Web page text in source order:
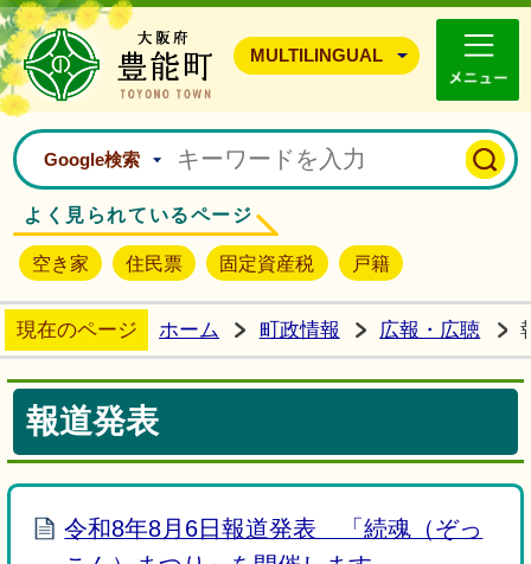
豊能町ホームページ
MULTILINGUAL
Google検索
よく見られているページ
空き家 住民票 固定資産税 戸籍
現在のページ ホーム 町政情報 広報・広聴
報道発表
令和8年8月6日報道発表 「続魂（ぞっ